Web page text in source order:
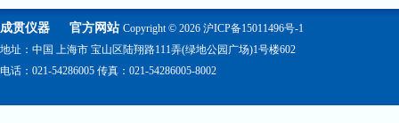
成贯仪器 官方网站 Copyright © 2026 沪ICP备15011496号-1
地址：中国 上海市 宝山区陆翔路111弄(绿地公园广场)1号楼602
电话：021-54286005 传真：021-54286005-8002